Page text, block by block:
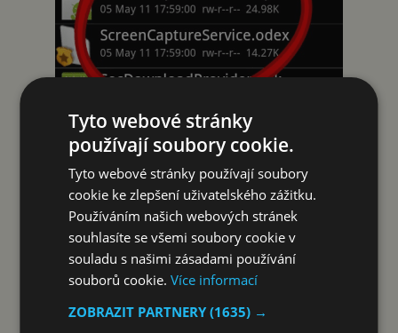
Tyto webové stránky
používají soubory cookie.
Tyto webové stránky používají soubory
cookie ke zlepšení uživatelského zážitku.
Používáním našich webových stránek
souhlasíte se všemi soubory cookie v
souladu s našimi zásadami používání
souborů cookie.Více informací
ZOBRAZIT PARTNERY(1635) →